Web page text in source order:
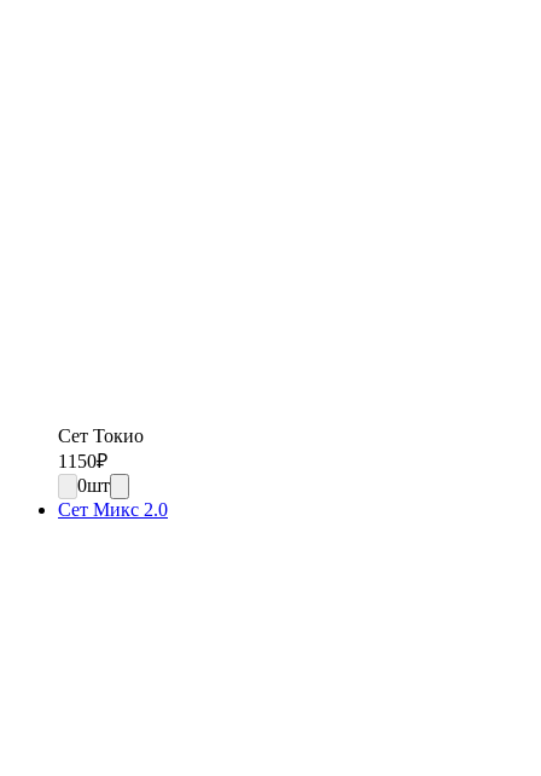
Сет Токио
1150₽
0шт
Сет Микс 2.0